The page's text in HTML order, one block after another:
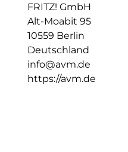
FRITZ! GmbH
Alt-Moabit 95
10559 Berlin
Deutschland
info@avm.de
https://avm.de